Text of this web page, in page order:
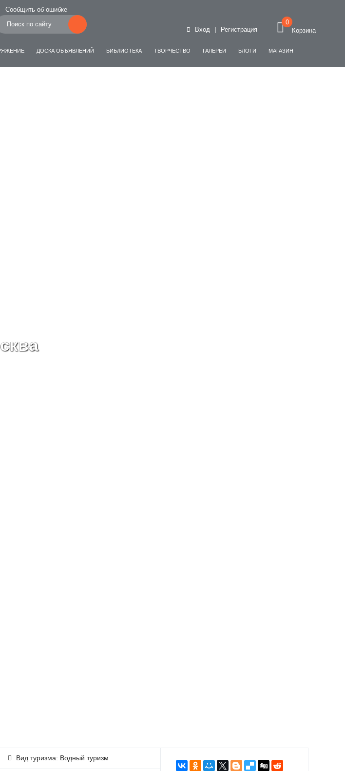
ДОСКА ОБЪЯВЛЕНИЙ БИБЛИОТЕКА ТВОРЧЕСТВО ГАЛЕРЕИ БЛОГИ МАГАЗИН
Сообщить об ошибке
Вход | Регистрация
0
Корзина
Вид туризма: Водный туризм